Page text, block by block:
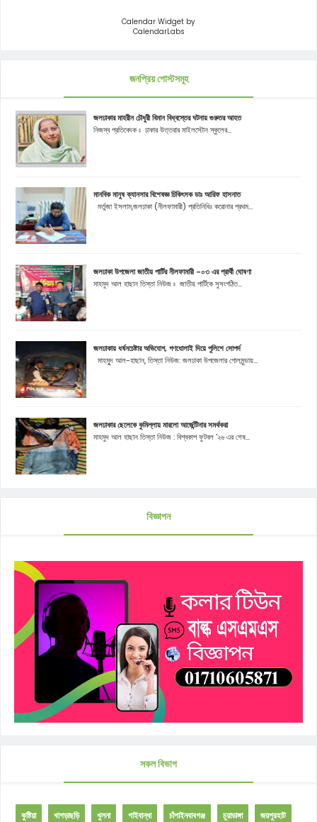
Calendar Widget by
CalendarLabs
জনপ্রিয় পোস্টসমূহ
জলঢাকার মাহরীন চৌধুরী বিমান বিধ্বস্তের ঘটনায় গুরুতর আহত
নিজস্ব প্রতিবেদক ঃ ঢাকার উত্তরার মাইলস্টোন স্কুলের...
মানবিক মানুষ ক্যানসার বিশেষজ্ঞ চিকিৎসক ডাঃ আরিফ হাসনাত
মর্তুজা ইসলাম,জলঢাকা (নীলফামারী) প্রতিনিধিঃ করোনার প্রথম...
জলঢাকা উপজেলা জাতীয় পার্টির নীলফামারী -০৩ এর প্রার্থী ঘোষণা
মাহমুদ আল হাছান তিস্তা নিউজ ঃ জাতীয় পার্টিকে সুসংগঠিত...
জলঢাকায় ধর্ষনচেষ্টার অভিযোগ, গণধোলাই দিয়ে পুলিশে সোপর্দ
মাহমুূদ আল-হাছান, তিস্তা নিউজ: জলঢাকা উপজেলার গোলমুন্ডায়...
জলঢাকার ছেলেকে কুমিল্লায় মারলো আর্জেন্টিনার সমর্থকরা
মাহমুদ আল হাছান তিস্তা নিউজ : বিশ্বকাপ ফুটবল '২৬ এর শেষ...
বিজ্ঞাপন
সকল বিভাগ
কুষ্টিয়া খাগড়াছড়ি খুলনা গাইবান্ধা চাঁপাইনবাবগঞ্জ চুয়াডাঙ্গা জয়পুরহাট